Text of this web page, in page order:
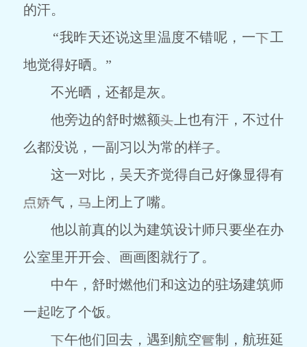
的汗。
“我昨天还说这里温度不错呢，一
工
地觉得好晒。”
不光晒，还都是灰。
他旁边的舒时燃额
上也有汗，不过什
么都没说，一副习以为常的样
。
这一对比，吴天齐觉得自己好像显得有
气，
上闭上了嘴。
他以前真的以为建筑设计师只要坐在办
公室里开开会、画画图就行了。
中午，舒时燃他们和这边的驻场建筑师
一起吃了个饭。
午他们回去，遇到航空
制，航班延